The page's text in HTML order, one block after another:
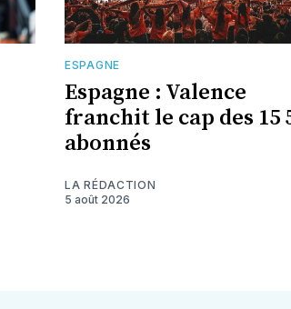
ESPAGNE
Espagne : Valence
franchit le cap des 15
abonnés
LA RÉDACTION
5 août 2026